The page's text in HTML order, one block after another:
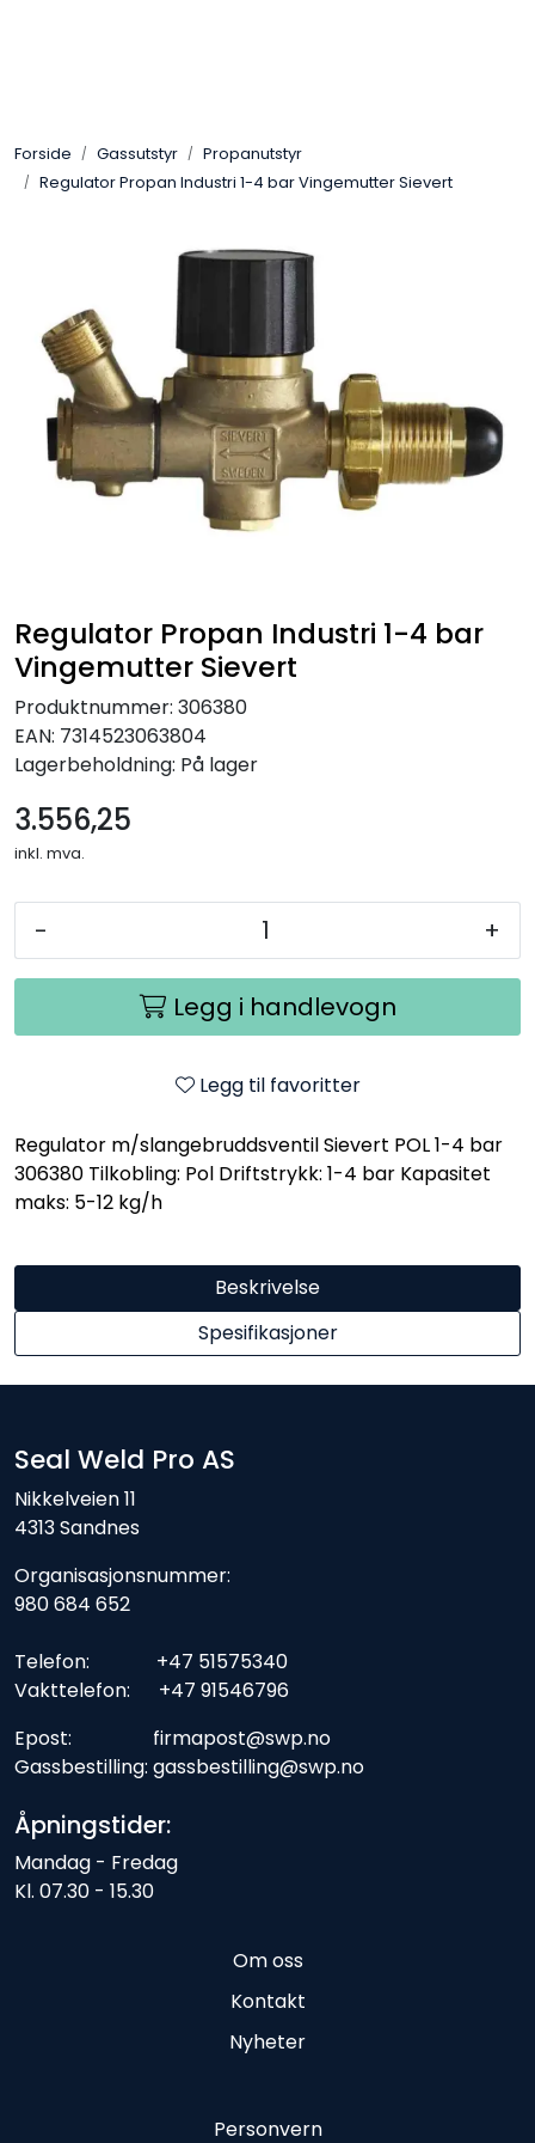
Forside Gassutstyr
Propanutstyr
Regulator Propan Industri 1-4 bar Vingemutter Sievert
Regulator Propan Industri 1-4 bar
Vingemutter Sievert
Produktnummer: 306380
EAN: 7314523063804
Lagerbeholdning: På lager
3.556,25
inkl. mva.
- +
Legg i handlevogn
Legg til favoritter
Regulator m/slangebruddsventil Sievert POL 1-4 bar
306380 Tilkobling: Pol Driftstrykk: 1-4 bar Kapasitet
maks: 5-12 kg/h
Beskrivelse
Spesifikasjoner
Seal Weld Pro AS
Nikkelveien 11
4313 Sandnes
Organisasjonsnummer:
980 684 652
Telefon: +47 51575340
Vakttelefon: +47 91546796
Epost: firmapost@swp.no
Gassbestilling: gassbestilling@swp.no
Åpningstider:
Mandag - Fredag
Kl. 07.30 - 15.30
Om oss
Kontakt
Nyheter
Personvern
Pakning
Slitasjeteknikk
Verneutstyr
Industriprodukter